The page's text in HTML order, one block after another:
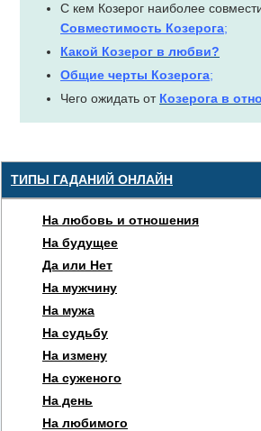
С кем Козерог наиболее
Совместимость Козерога;
Какой Козерог в любви?
Общие черты Козерога;
Чего ожидать от Козерога в
ТИПЫ ГАДАНИЙ ОНЛАЙН
На любовь и отношения
На будущее
Да или Нет
На мужчину
На мужа
На судьбу
На измену
На суженого
На день
На любимого